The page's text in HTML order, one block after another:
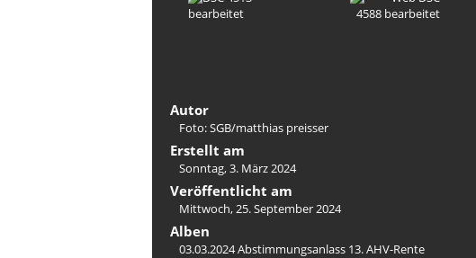
Autor
Foto: SGB/matthias preisser
Erstellt am
Sonntag, 3. März 2024
Veröffentlicht am
Mittwoch, 25. September 2024
Alben
03.03.2024 Abstimmungsanlass 13. AHV-Rente